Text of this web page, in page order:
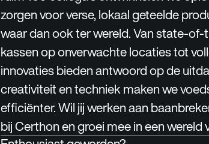
zorgen voor verse, lokaal geteelde
waar dan ook ter wereld. Van state-
kassen op onverwachte locaties tot
innovaties bieden antwoord op de
creativiteit en techniek maken we
efficiënter. Wil jij werken aan
bij Certhon en groei mee in een wereld